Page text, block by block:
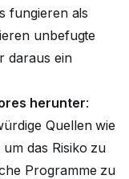
fungieren als
unbefugte
daraus ein
herunter:
Quellen wie
das Risiko zu
Programme zu